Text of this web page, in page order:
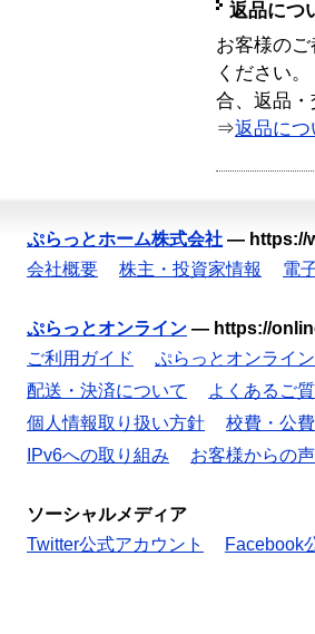
返品につ
お客様の
ください
合、返品
⇒返品につ
ぷらっとホーム株式会社 — https://
会社概要
株主・投資家情報 電
ぷらっとオンライン — https://
ご利用ガイド
ぷらっとオンライ
配送・決済について
よくあるご
個人情報取り扱い方針
校費・公
IPv6への取り組み
お客様からの声
ソーシャルメディア
Twitter公式アカウント
Facebook